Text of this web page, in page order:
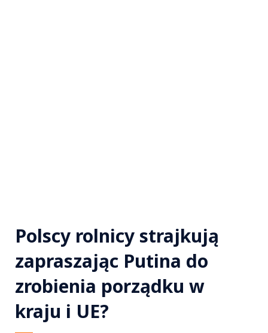
Polscy rolnicy strajkują
zapraszając Putina do
zrobienia porządku w
kraju i UE?